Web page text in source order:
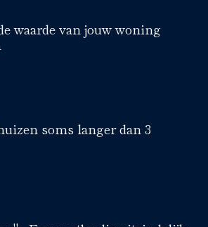
waarde van jouw woning
soms langer dan 3